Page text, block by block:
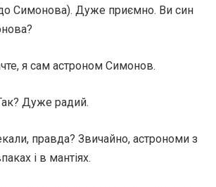
Симонова). Дуже приємно. Ви син
я сам астроном Симонов.
Дуже радий.
правда? Звичайно, астрономи з
і в мантіях.